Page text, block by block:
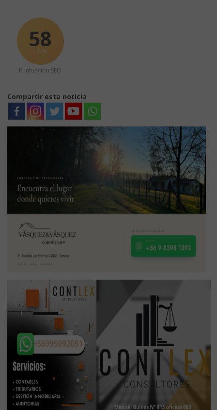
58
/ 100
Puntuación SEO
Compartir esta noticia